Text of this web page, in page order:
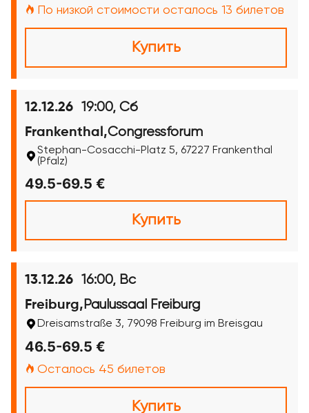
По низкой стоимости осталось 13 билетов
Купить
12.12.26 19:00, Сб
Frankenthal,Congressforum
Stephan-Cosacchi-Platz 5, 67227 Frankenthal
(Pfalz)
49.5-69.5 €
Купить
13.12.26 16:00, Вс
Freiburg, Paulussaal Freiburg
Dreisamstraße 3, 79098 Freiburg im Breisgau
46.5-69.5 €
Осталось 45 билетов
Купить